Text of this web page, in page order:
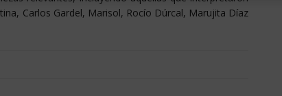
Carlos Gardel, Marisol, Rocío Dúrcal, Marujita Díaz